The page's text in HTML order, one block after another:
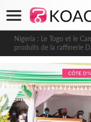
Nigeria : Le Togo et le
produits de la raffinerie
CÔTE